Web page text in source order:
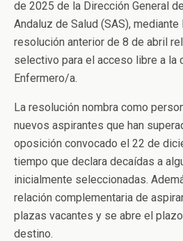
de 2025 de la Dirección General
Andaluz de Salud (SAS),
resolución anterior de 8 de abril
selectivo para el acceso libre a la
Enfermero/a.
La resolución nombra como
nuevos aspirantes que han
oposición convocado el 22 de
tiempo que declara decaídas a
inicialmente seleccionadas.
relación complementaria de
plazas vacantes y se abre el
destino.